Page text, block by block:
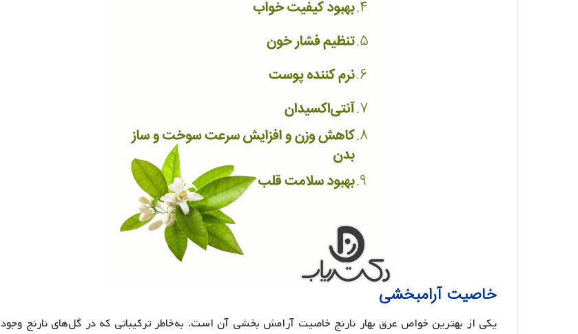
خاصیت آرامبخشی
یکی از بهترین خواص عرق بهار نارنج خاصیت آرامش بخشی آن است. به‌خاطر ترکیباتی که در گل‌های نارنج وجود